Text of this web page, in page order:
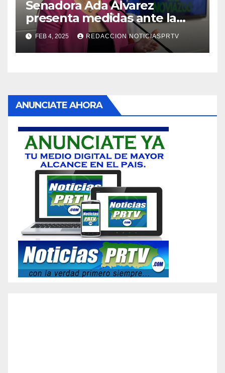
Senadora Ada Álvarez
presenta medidas ante la
violencia en el noviazgo
FEB 4, 2025 REDACCION NOTICIASPRTV
ANUNCIATE AHORA